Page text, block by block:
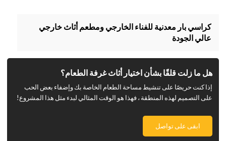
كراسي بار معدنية للفناء الخارجي ومطعم أثاث خارجي
عالي الجودة
هل ما زلت قلقًا بشأن اختيار أثاث غرفة الطعام؟
إذا كنت حريصًا على تنشيط مساحة الطعام الخاصة بك وإضفاء بعض الحب
على التصميم لهذه المنطقة ، فهذا هو الوقت المثالي لبدء مثل هذا المشروع!
ابقى على تواصل